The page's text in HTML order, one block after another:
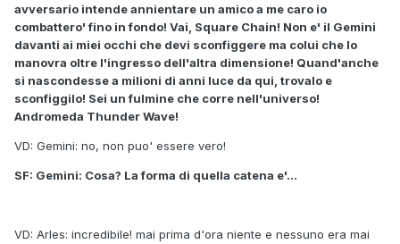
avversario intende annientare un amico a me caro io
combattero' fino in fondo! Vai, Square Chain! Non e' il Gemini
davanti ai miei occhi che devi sconfiggere ma colui che lo
manovra oltre l'ingresso dell'altra dimensione! Quand'anche
si nascondesse a milioni di anni luce da qui, trovalo e
sconfiggilo! Sei un fulmine che corre nell'universo!
Andromeda Thunder Wave!
VD: Gemini: no, non puo' essere vero!
SF: Gemini: Cosa? La forma di quella catena e'...
VD: Arles: incredibile! mai prima d'ora niente e nessuno era mai